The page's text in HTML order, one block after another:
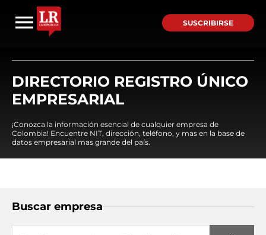
SUSCRIBIRSE
DIRECTORIO REGISTRO ÚNICO
EMPRESARIAL
¡Conozca la información esencial de cualquier empresa de
Colombia! Encuentre NIT, dirección, teléfono, y mas en la base de
datos empresarial mas grande del país.
Buscar empresa